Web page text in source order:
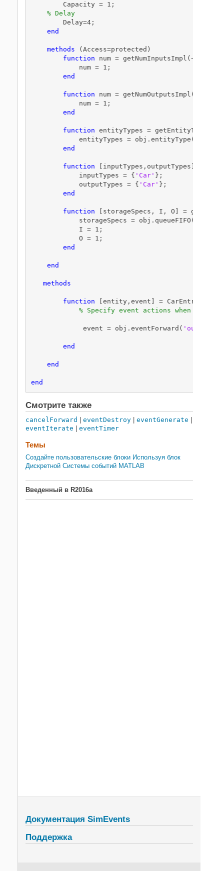
        Capacity = 1;
% Delay
        Delay=4;
end
methods (Access=protected)
function num = getNumInputsImpl(~)
            num = 1;
end
function num = getNumOutputsImpl(~)
            num = 1;
end
function entityTypes =
            entityTypes = obj.entityType(
end
function [inputTypes,outputTypes] =
            inputTypes = {
'Car' };
            outputTypes = {
'Car' };
end
function [storageSpecs, I, O] =
            storageSpecs = obj.queueFIFO(
            I = 1;
            O = 1;
end
end
methods
function [entity,event] =
% Specify event actions when entity
             event = obj.eventForward(
'output'
end
end
end
Смотрите также
cancelForward eventDestroy eventGenerate
eventIterate
eventTimer
Темы
Создайте пользовательские блоки Используя блок
Дискретной Системы событий MATLAB
Введенный в R2016a
Документация SimEvents
Поддержка